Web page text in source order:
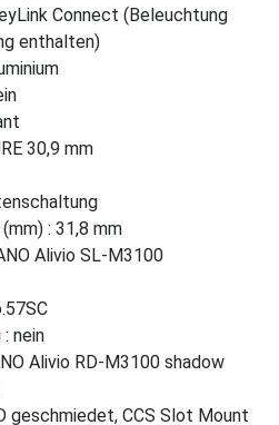
Connect (Beleuchtung
enthalten)
30,9 mm
: 31,8 mm
Alivio SL-M3100
nein
Alivio RD-M3100 shadow
geschmiedet, CCS Slot Mount